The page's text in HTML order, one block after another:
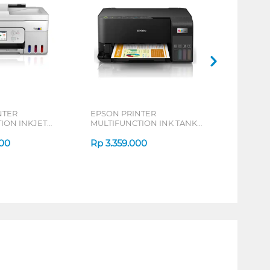
INKJET
EPSON PRINTER
MULTIFUNCTION INK TANK
Rp 3.359.000